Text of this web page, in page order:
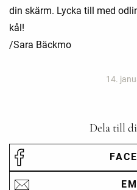
din skärm. Lycka till med
kål!
/Sara Bäckmo
14.
Dela till